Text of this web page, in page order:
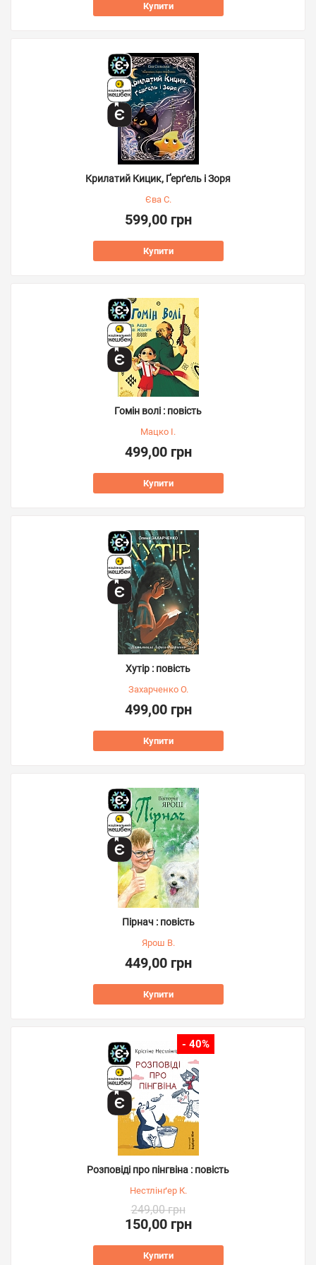
Купити
Крилатий Кицик, Ґерґель і Зоря
Єва С.
599,00 грн
Купити
Гомін волі : повість
Мацко І.
499,00 грн
Купити
Хутір : повість
Захарченко О.
499,00 грн
Купити
Пірнач : повість
Ярош В.
449,00 грн
Купити
- 40%
Розповіді про пінгвіна : повість
Нестлінґер К.
249,00 грн
150,00 грн
Купити